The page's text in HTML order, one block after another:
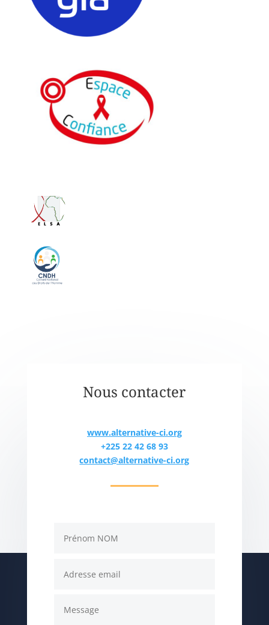
Nous contacter
www.alternative-ci.org
+225 22 42 68 93
contact@alternative-ci.org